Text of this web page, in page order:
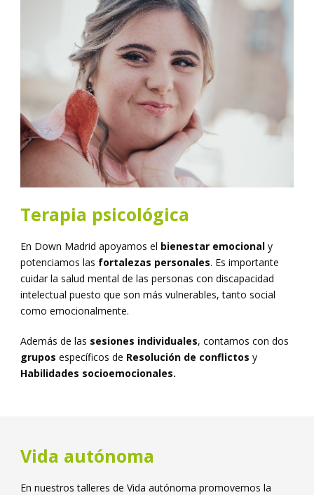
Terapia psicológica
En Down Madrid apoyamos el bienestar emocional y
potenciamos las fortalezas personales. Es importante
cuidar la salud mental de las personas con discapacidad
intelectual puesto que son más vulnerables, tanto social
como emocionalmente.
Además de las sesiones individuales, contamos con dos
grupos específicos de Resolución de conflictos y
Habilidades socioemocionales.
Vida autónoma
En nuestros talleres de Vida autónoma promovemos la